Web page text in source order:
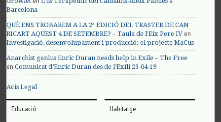
Barcelona
QUÈ ENS TROBAREM A LA 2ª EDICIÓ DEL TRASTER DE CAN
RICART AQUEST 4 DE SETEMBRE? – Taula de l'Eix Pere IV en
Investigació, desenvolupament i producció: el projecte MaCus
Anarchist genius Enric Duran needs help in Exile – The Free
enComunicat d’Enric Duran des de l’Exili 23-04-19
Avis Legal
Educació Habitatge